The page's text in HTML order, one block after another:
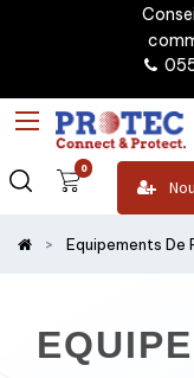
0
Equipements De